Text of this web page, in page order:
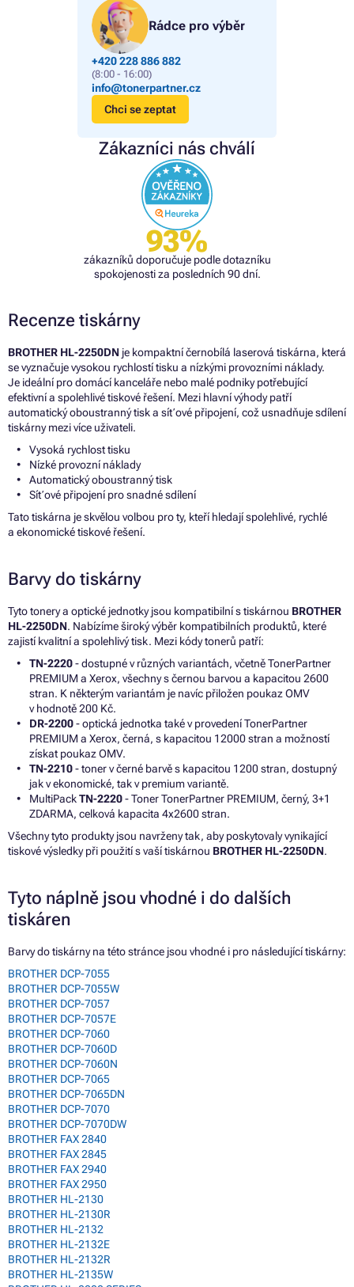
Rádce pro výběr
+420 228 886 882
(8:00 - 16:00)
info@tonerpartner.cz
Chci se zeptat
Zákazníci nás chválí
93%
zákazníků doporučuje podle dotazníku
spokojenosti za posledních 90 dní.
Recenze tiskárny
BROTHER HL-2250DN je kompaktní černobílá laserová tiskárna, která
se vyznačuje vysokou rychlostí tisku a nízkými provozními náklady.
Je ideální pro domácí kanceláře nebo malé podniky potřebující
efektivní a spolehlivé tiskové řešení. Mezi hlavní výhody patří
automatický oboustranný tisk a síťové připojení, což usnadňuje sdílení
tiskárny mezi více uživateli.
Vysoká rychlost tisku
Nízké provozní náklady
Automatický oboustranný tisk
Síťové připojení pro snadné sdílení
Tato tiskárna je skvělou volbou pro ty, kteří hledají spolehlivé, rychlé
a ekonomické tiskové řešení.
Barvy do tiskárny
Tyto tonery a optické jednotky jsou kompatibilní s tiskárnou BROTHER
HL-2250DN. Nabízíme široký výběr kompatibilních produktů, které
zajistí kvalitní a spolehlivý tisk. Mezi kódy tonerů patří:
TN-2220- dostupné v různých variantách, včetně TonerPartner
PREMIUM a Xerox, všechny s černou barvou a kapacitou 2600
stran. K některým variantám je navíc přiložen poukaz OMV
v hodnotě 200 Kč.
DR-2200- optická jednotka také v provedení TonerPartner
PREMIUM a Xerox, černá, s kapacitou 12000 stran a možností
získat poukaz OMV.
TN-2210- toner v černé barvě s kapacitou 1200 stran, dostupný
jak v ekonomické, tak v premium variantě.
MultiPackTN-2220- Toner TonerPartner PREMIUM, černý, 3+1
ZDARMA, celková kapacita 4x2600 stran.
Všechny tyto produkty jsou navrženy tak, aby poskytovaly vynikající
tiskové výsledky při použití s vaší tiskárnou BROTHER HL-2250DN.
Tyto náplně jsou vhodné i do dalších
tiskáren
Barvy do tiskárny na této stránce jsou vhodné i pro následující tiskárny:
BROTHER DCP-7055
BROTHER DCP-7055W
BROTHER DCP-7057
BROTHER DCP-7057E
BROTHER DCP-7060
BROTHER DCP-7060D
BROTHER DCP-7060N
BROTHER DCP-7065
BROTHER DCP-7065DN
BROTHER DCP-7070
BROTHER DCP-7070DW
BROTHER FAX 2840
BROTHER FAX 2845
BROTHER FAX 2940
BROTHER FAX 2950
BROTHER HL-2130
BROTHER HL-2130R
BROTHER HL-2132
BROTHER HL-2132E
BROTHER HL-2132R
BROTHER HL-2135W